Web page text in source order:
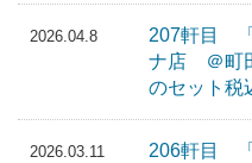
2026.04.8
207軒目
ナ店 ＠町
のセット税
2026.03.11
206軒目